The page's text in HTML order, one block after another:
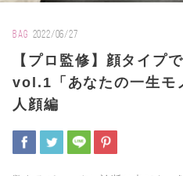
BAG 2022/06/27
【プロ監修】顔タイプ
vol.1「あなたの一生モ
人顔編